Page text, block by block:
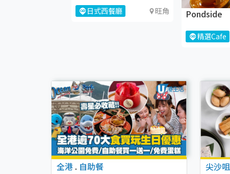
日式西餐廳 旺角 Pondside
精選Cafe
全港 . 自助餐 尖沙咀